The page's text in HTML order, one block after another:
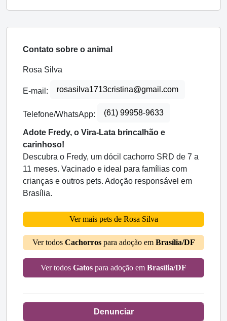
Contato sobre o animal
Rosa Silva
E-mail: rosasilva1713cristina@gmail.com
Telefone/WhatsApp: (61) 99958-9633
Adote Fredy, o Vira-Lata brincalhão e
carinhoso!
Descubra o Fredy, um dócil cachorro SRD de 7 a
11 meses. Vacinado e ideal para famílias com
crianças e outros pets. Adoção responsável em
Brasília.
Ver mais pets de Rosa Silva
Ver todos Cachorrospara adoção em Brasília/DF
Ver todos Gatos para adoção em Brasília/DF
Denunciar